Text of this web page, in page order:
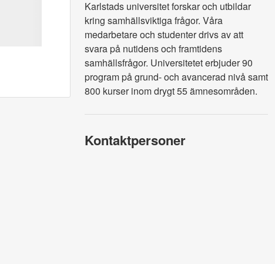
Karlstads universitet forskar och utbildar
kring samhällsviktiga frågor. Våra
medarbetare och studenter drivs av att
svara på nutidens och framtidens
samhällsfrågor. Universitetet erbjuder 90
program på grund- och avancerad nivå samt
800 kurser inom drygt 55 ämnesområden.
Kontaktpersoner